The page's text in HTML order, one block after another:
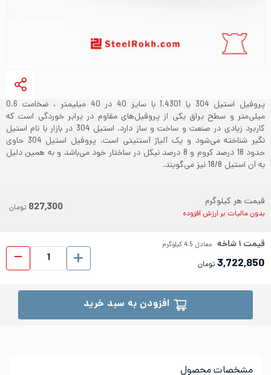
مشخصات محصول
پروفیل استیل 304 یا 1.4301 با سایز 40 در 40 میلیمتر ، ضخامت 0.6
میلی‌متر و سطح براق یکی از پروفیل‌های مقاوم در برابر خوردگی است که
کاربرد زیادی در صنعت و ساخت و ساز دارد. استیل 304 در بازار با نام استیل
نگیر شناخته می‌شود و یک آلیاژ آستنیتی است. پروفیل استیل 304 حاوی
حدود 18 درصد کروم و 8 درصد نیکل در ساختار خود می‌باشد و به همین دلیل
به آن استیل 18/8 نیز می‌گویند.
قیمت هر کیلوگرم
بدون مالیات بر ارزش افزوده 827,300 تومان
قیمت ۱شاخه معادل 4.5کیلوگرم
3,722,850تومان
افزودن به سبد خرید